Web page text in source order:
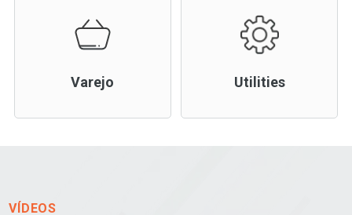
Varejo Utilities
VÍDEOS